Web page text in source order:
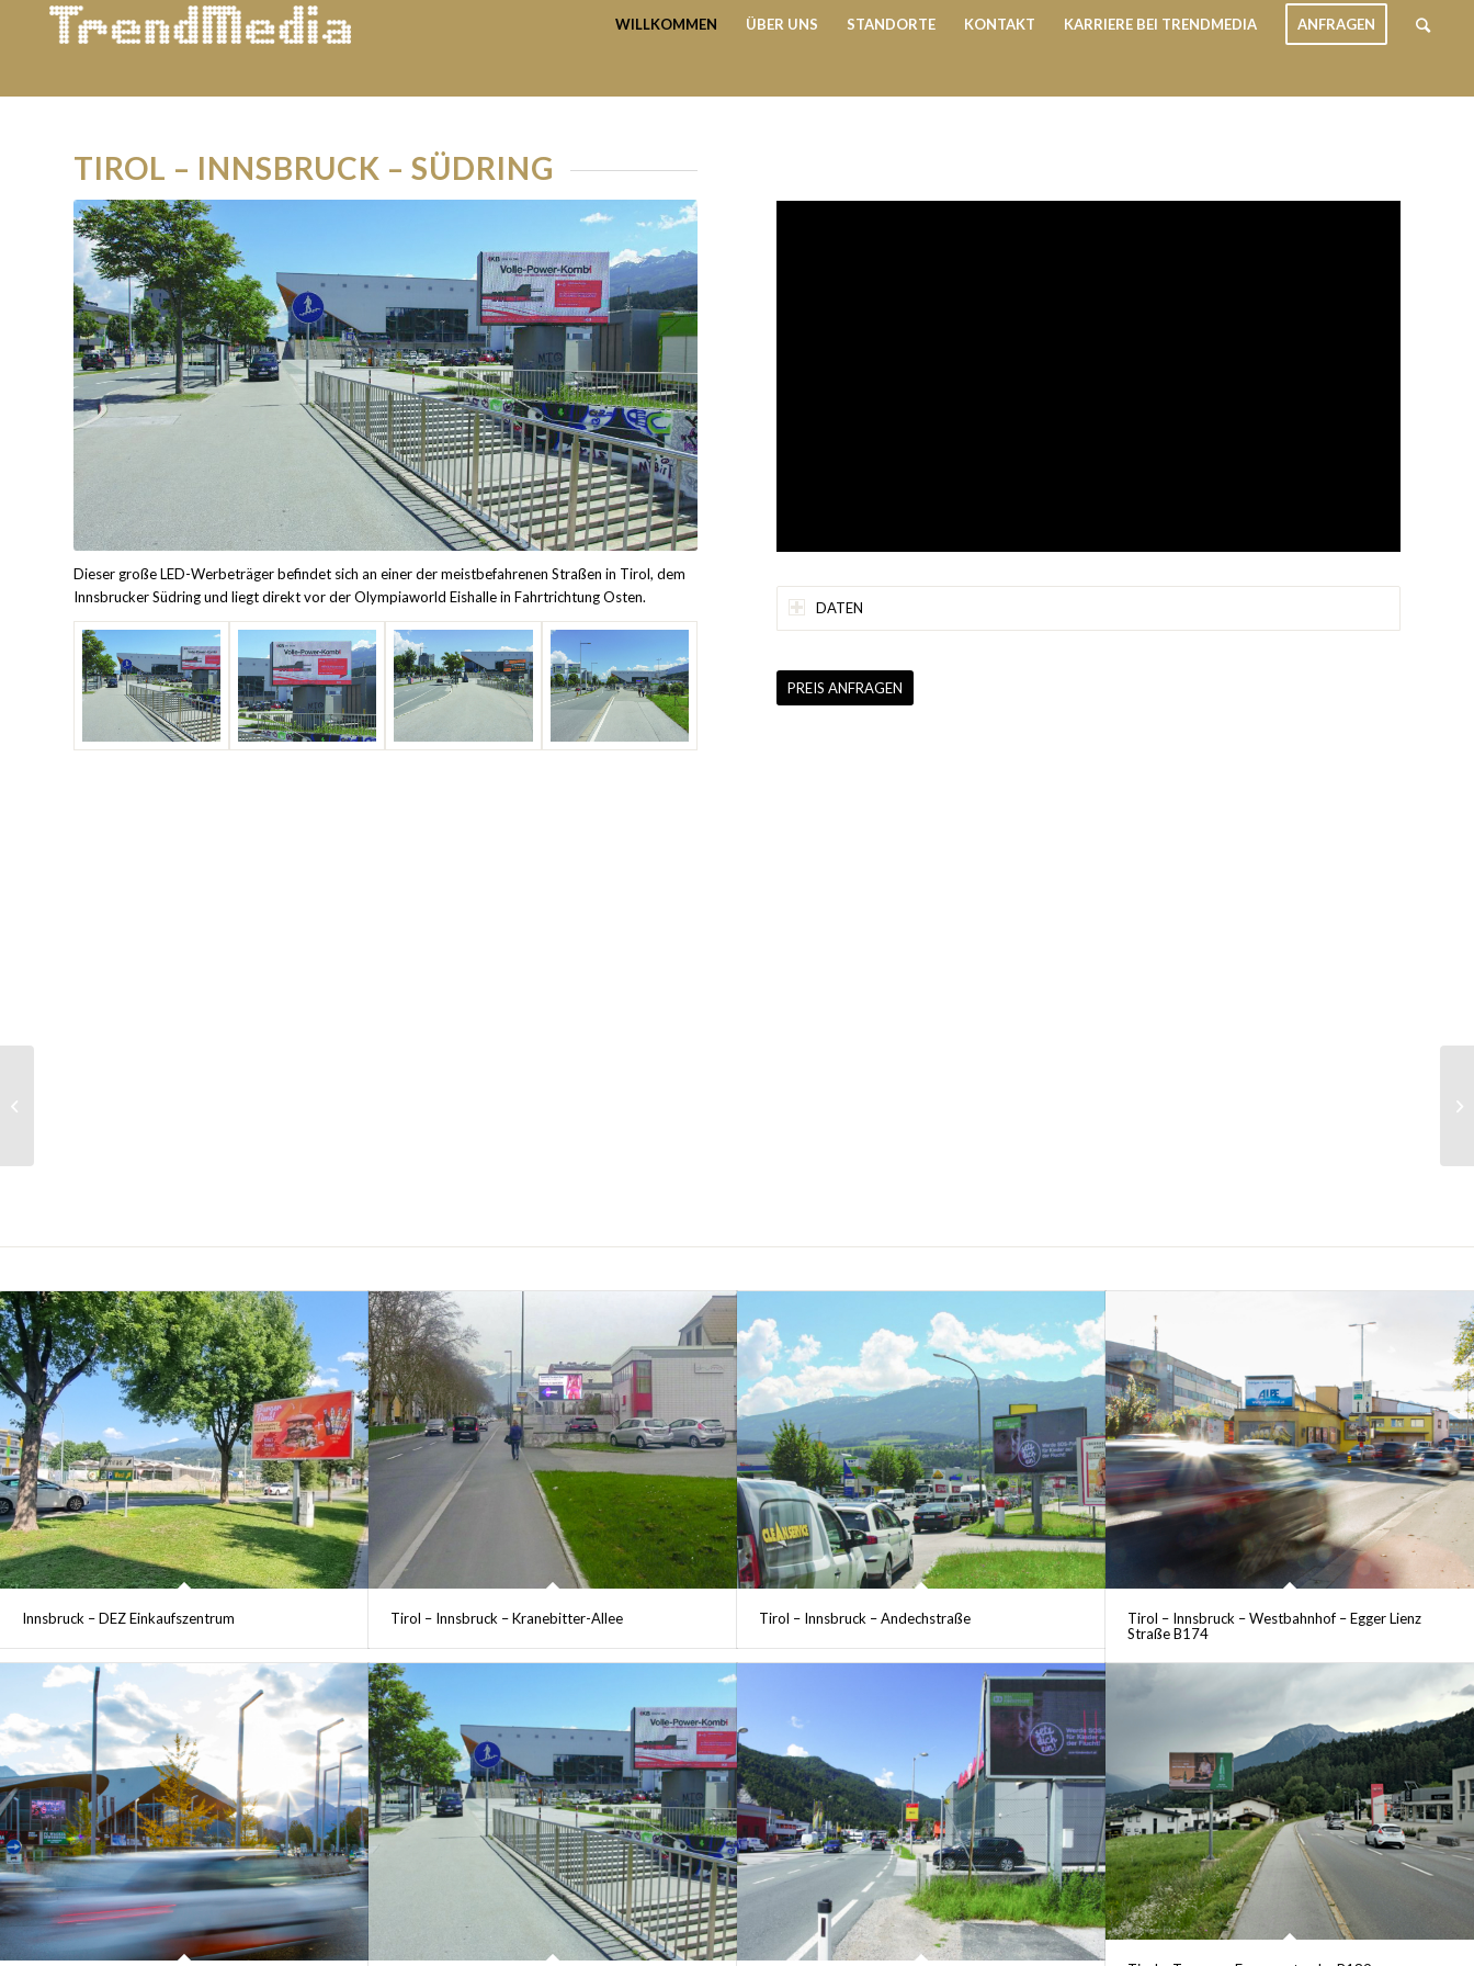
WILLKOMMEN ÜBER UNS STANDORTE KONTAKT KARRIERE BEI TRENDMEDIA ANFRAGEN
TIROL – INNSBRUCK – SÜDRING
Dieser große LED-Werbeträger befindet sich an einer der meistbefahrenen Straßen in Tirol, dem
Innsbrucker Südring und liegt direkt vor der Olympiaworld Eishalle in Fahrtrichtung Osten.
DATEN
PREIS ANFRAGEN
Innsbruck – DEZ Einkaufszentrum Tirol – Innsbruck – Kranebitter-Allee Tirol – Innsbruck – Andechstraße
Tirol – Innsbruck – Westbahnhof – Egger Lienz
Straße B174